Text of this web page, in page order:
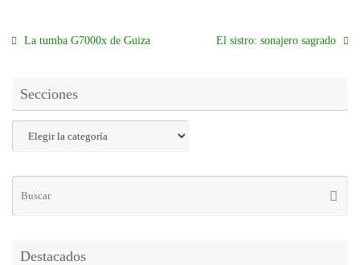
La tumba G7000x de Guiza El sistro: sonajero sagrado
Secciones
Destacados